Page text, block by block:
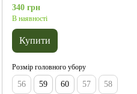
340 грн
В наявності
Купити
Розмір головного убору
56 59 60 57 58